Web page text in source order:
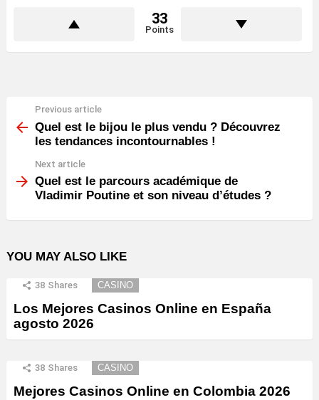
33
Points
more
Previous article
Quel est le bijou le plus vendu ? Découvrez
les tendances incontournables !
Next article
Quel est le parcours académique de
Vladimir Poutine et son niveau d’études ?
YOU MAY ALSO LIKE
38 Shares CASINO
Los Mejores Casinos Online en España
agosto 2026
38 Shares CASINO
Mejores Casinos Online en Colombia 2026